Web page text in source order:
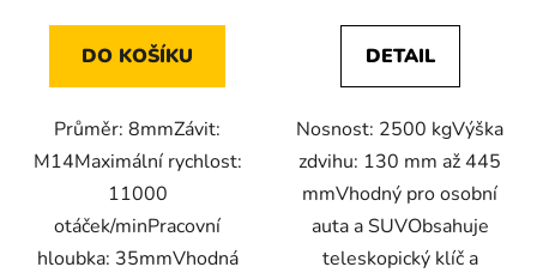
DO KOŠÍKU
Průměr: 8mmZávit:
M14Maximální rychlost:
11000
otáček/minPracovní
hloubka: 35mmVhodná
DETAIL
Nosnost: 2500 kgVýška
zdvihu: 130 mm až 445
mmVhodný pro osobní
auta a SUVObsahuje
teleskopický klíč a